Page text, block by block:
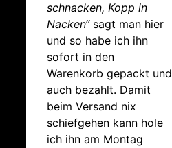
schnacken, Kopp in
Nacken“sagt man hier
und so habe ich ihn
sofort in den
Warenkorb gepackt und
auch bezahlt. Damit
beim Versand nix
schiefgehen kann hole
ich ihn am Montag